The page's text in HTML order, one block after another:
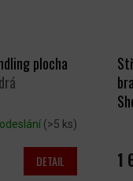
plocha
(>5 ks)
DETAIL 1